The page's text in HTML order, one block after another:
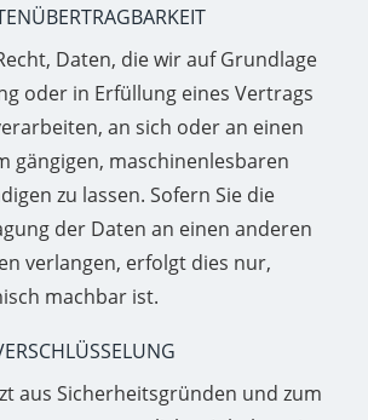
Daten, die wir auf Grundlage
oder in Erfüllung eines Vertrags
an sich oder an einen
gängigen, maschinenlesbaren
zu lassen. Sofern Sie die
der Daten an einen anderen
verlangen, erfolgt dies nur,
machbar ist.
aus Sicherheitsgründen und zum